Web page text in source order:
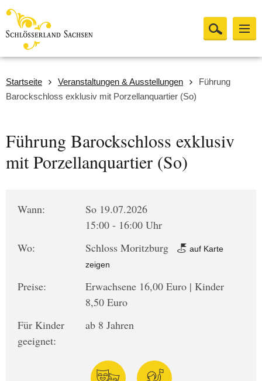
Startseite Veranstaltungen & Ausstellungen
Führung
Barockschloss exklusiv mit Porzellanquartier (So)
Führung Barockschloss exklusiv
mit Porzellanquartier (So)
Wann:
So 19.07.2026
15:00 - 16:00 Uhr
Wo:
Schloss Moritzburg
auf Karte
zeigen
Preise:
Erwachsene 16,00 Euro | Kinder
8,50 Euro
Für Kinder
geeignet:
ab 8 Jahren